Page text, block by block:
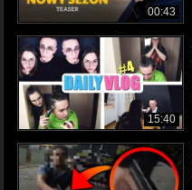
00:43
15:40